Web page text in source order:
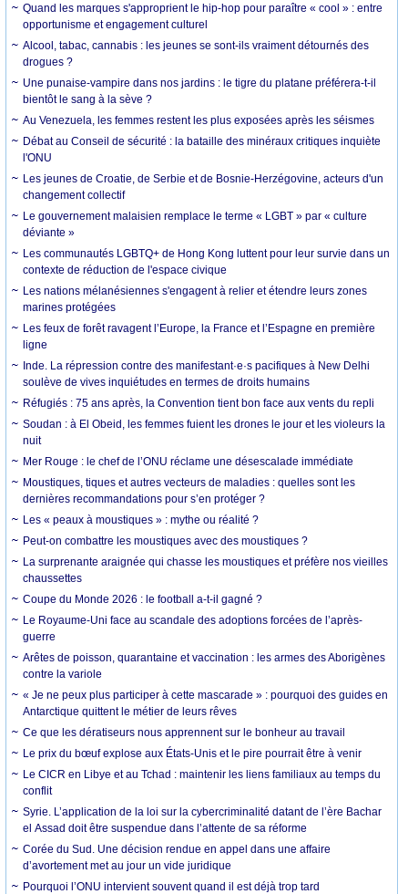
Quand les marques s'approprient le hip-hop pour paraître « cool » : entre
opportunisme et engagement culturel
Alcool, tabac, cannabis : les jeunes se sont-ils vraiment détournés des
drogues ?
Une punaise-vampire dans nos jardins : le tigre du platane préférera-t-il
bientôt le sang à la sève ?
Au Venezuela, les femmes restent les plus exposées après les séismes
Débat au Conseil de sécurité : la bataille des minéraux critiques inquiète
l'ONU
Les jeunes de Croatie, de Serbie et de Bosnie-Herzégovine, acteurs d'un
changement collectif
Le gouvernement malaisien remplace le terme « LGBT » par « culture
déviante »
Les communautés LGBTQ+ de Hong Kong luttent pour leur survie dans un
contexte de réduction de l'espace civique
Les nations mélanésiennes s'engagent à relier et étendre leurs zones
marines protégées
Les feux de forêt ravagent l’Europe, la France et l’Espagne en première
ligne
Inde. La répression contre des manifestant·e·s pacifiques à New Delhi
soulève de vives inquiétudes en termes de droits humains
Réfugiés : 75 ans après, la Convention tient bon face aux vents du repli
Soudan : à El Obeid, les femmes fuient les drones le jour et les violeurs la
nuit
Mer Rouge : le chef de l’ONU réclame une désescalade immédiate
Moustiques, tiques et autres vecteurs de maladies : quelles sont les
dernières recommandations pour s’en protéger ?
Les « peaux à moustiques » : mythe ou réalité ?
Peut-on combattre les moustiques avec des moustiques ?
La surprenante araignée qui chasse les moustiques et préfère nos vieilles
chaussettes
Coupe du Monde 2026 : le football a-t-il gagné ?
Le Royaume-Uni face au scandale des adoptions forcées de l’après-
guerre
Arêtes de poisson, quarantaine et vaccination : les armes des Aborigènes
contre la variole
« Je ne peux plus participer à cette mascarade » : pourquoi des guides en
Antarctique quittent le métier de leurs rêves
Ce que les dératiseurs nous apprennent sur le bonheur au travail
Le prix du bœuf explose aux États-Unis et le pire pourrait être à venir
Le CICR en Libye et au Tchad : maintenir les liens familiaux au temps du
conflit
Syrie. L’application de la loi sur la cybercriminalité datant de l’ère Bachar
el Assad doit être suspendue dans l’attente de sa réforme
Corée du Sud. Une décision rendue en appel dans une affaire
d’avortement met au jour un vide juridique
Pourquoi l’ONU intervient souvent quand il est déjà trop tard